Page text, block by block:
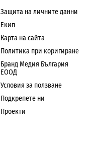
Защита на личните данни
Екип
Карта на сайта
Политика при коригиране
Бранд Медия България
ЕООД
Условия за ползване
Подкрепете ни
Проекти